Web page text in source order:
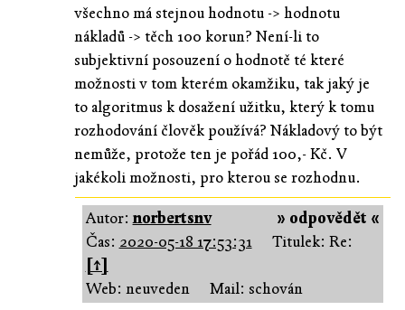
všechno má stejnou hodnotu -> hodnotu
nákladů -> těch 100 korun? Není-li to
subjektivní posouzení o hodnotě té které
možnosti v tom kterém okamžiku, tak jaký je
to algoritmus k dosažení užitku, který k tomu
rozhodování člověk používá? Nákladový to být
nemůže, protože ten je pořád 100,- Kč. V
jakékoli možnosti, pro kterou se rozhodnu.
» odpovědět «
Autor:norbertsnv
Čas: 2020-05-18 17:53:31
Titulek: Re:
[↑]
Web: neuveden
Mail: schován